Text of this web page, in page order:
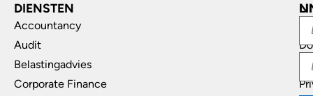
DIENSTEN
Accountancy
Audit
Belastingadvies
Corporate Finance